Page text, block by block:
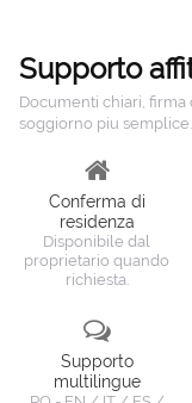
Supporto
Documenti chiari,
soggiorno piu semplice.
Conferma di
residenza
Disponibile dal
proprietario quando
richiesta.
Supporto
multilingue